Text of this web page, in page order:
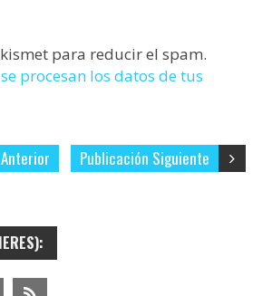
para reducir el spam.
procesan los datos de tus
Publicación Siguiente